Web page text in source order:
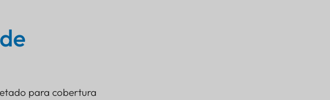
para cobertura